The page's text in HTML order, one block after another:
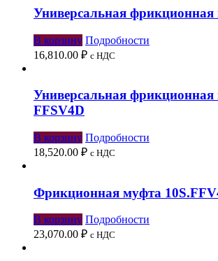
Универсальная
В корзину Подробности
16,810.00 ₽ с НДС
Универсальная
FFSV4D
В корзину Подробности
18,520.00 ₽ с НДС
Фрикционная муфта
В корзину Подробности
23,070.00 ₽ с НДС